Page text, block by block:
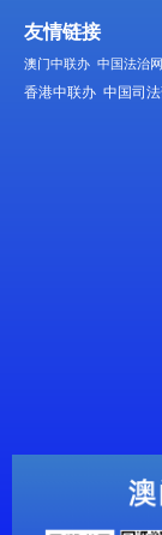
友情链接
澳门中联办 中国法治网
香港中联办 中国司